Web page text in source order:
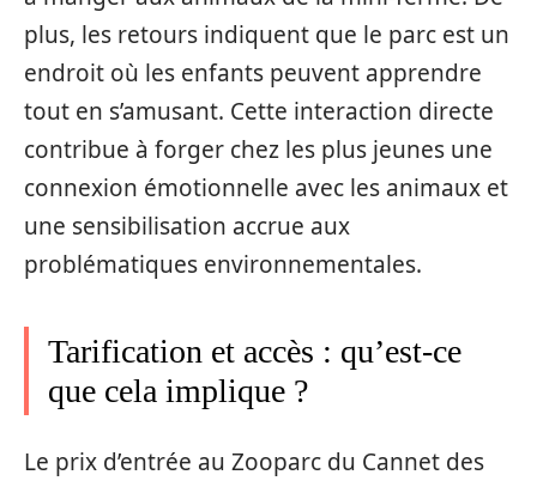
plus, les retours indiquent que le parc est un
endroit où les enfants peuvent apprendre
tout en s’amusant. Cette interaction directe
contribue à forger chez les plus jeunes une
connexion émotionnelle avec les animaux et
une sensibilisation accrue aux
problématiques environnementales.
Tarification et accès : qu’est-ce
que cela implique ?
Le prix d’entrée au Zooparc du Cannet des